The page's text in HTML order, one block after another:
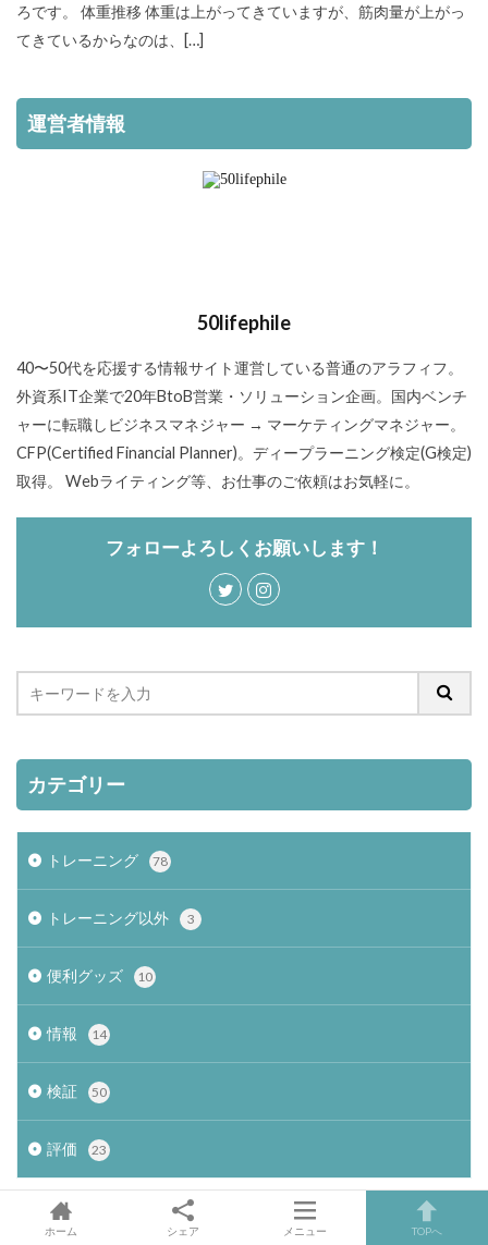
ろです。 体重推移 体重は上がってきていますが、筋肉量が上がっ
てきているからなのは、[…]
運営者情報
50lifephile
40〜50代を応援する情報サイト運営している普通のアラフィフ。
外資系IT企業で20年BtoB営業・ソリューション企画。国内ベンチ
ャーに転職しビジネスマネジャー → マーケティングマネジャー。
CFP(Certified Financial Planner)。ディープラーニング検定(G検定)
取得。 Webライティング等、お仕事のご依頼はお気軽に。
フォローよろしくお願いします！
カテゴリー
トレーニング 78
トレーニング以外 3
便利グッズ 10
情報 14
検証 50
評価 23
ホーム シェア メニュー TOPへ